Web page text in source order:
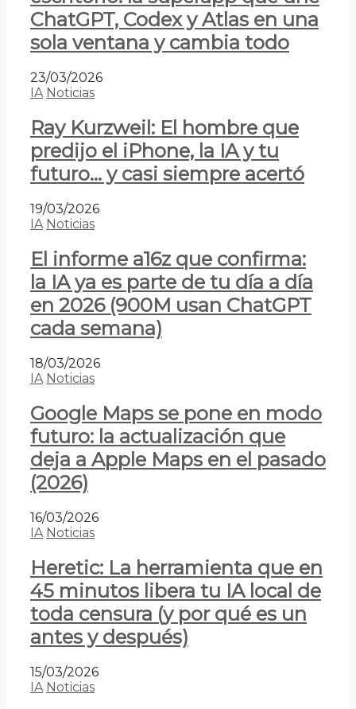
ChatGPT, Codex y Atlas en una
sola ventana y cambia todo
23/03/2026
IA Noticias
Ray Kurzweil: El hombre que
predijo el iPhone, la IA y tu
futuro… y casi siempre acertó
19/03/2026
IA Noticias
El informe a16z que confirma:
la IA ya es parte de tu día a día
en 2026 (900M usan ChatGPT
cada semana)
18/03/2026
IA Noticias
Google Maps se pone en modo
futuro: la actualización que
deja a Apple Maps en el pasado
(2026)
16/03/2026
IA Noticias
Heretic: La herramienta que en
45 minutos libera tu IA local de
toda censura (y por qué es un
antes y después)
15/03/2026
IA Noticias